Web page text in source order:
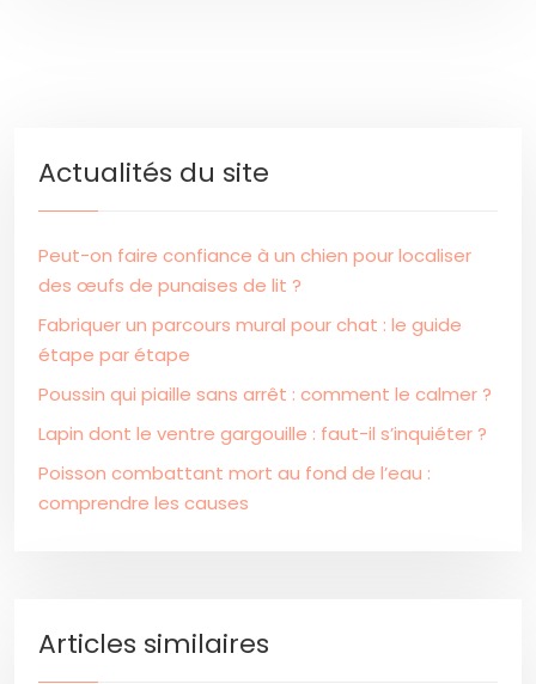
Actualités du site
Peut-on faire confiance à un chien pour localiser
des œufs de punaises de lit ?
Fabriquer un parcours mural pour chat : le guide
étape par étape
Poussin qui piaille sans arrêt : comment le calmer ?
Lapin dont le ventre gargouille : faut-il s’inquiéter ?
Poisson combattant mort au fond de l’eau :
comprendre les causes
Articles similaires